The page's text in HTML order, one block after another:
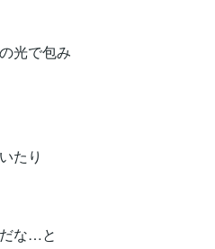
光で包み
たり
な…と